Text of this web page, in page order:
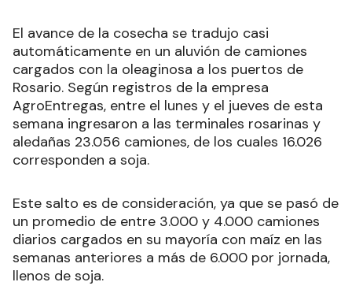
El avance de la cosecha se tradujo casi
automáticamente en un aluvión de camiones
cargados con la oleaginosa a los puertos de
Rosario. Según registros de la empresa
AgroEntregas, entre el lunes y el jueves de esta
semana ingresaron a las terminales rosarinas y
aledañas 23.056 camiones, de los cuales 16.026
corresponden a soja.
Este salto es de consideración, ya que se pasó de
un promedio de entre 3.000 y 4.000 camiones
diarios cargados en su mayoría con maíz en las
semanas anteriores a más de 6.000 por jornada,
llenos de soja.